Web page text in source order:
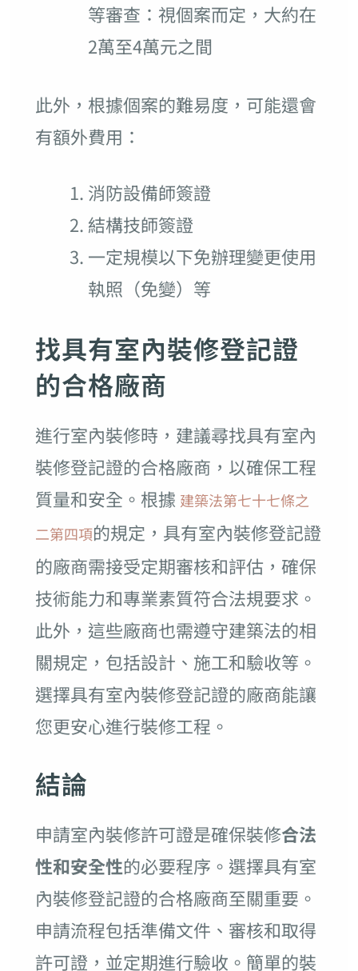
等審查：視個案而定，大約在
2萬至4萬元之間
此外，根據個案的難易度，可能還會
有額外費用：
消防設備師簽證
結構技師簽證
一定規模以下免辦理變更使用
執照（免變）等
找具有室內裝修登記證
的合格廠商
進行室內裝修時，建議尋找具有室內
裝修登記證的合格廠商，以確保工程
質量和安全。根據 建築法第七十七條之
二第四項的規定，具有室內裝修登記證
的廠商需接受定期審核和評估，確保
技術能力和專業素質符合法規要求。
此外，這些廠商也需遵守建築法的相
關規定，包括設計、施工和驗收等。
選擇具有室內裝修登記證的廠商能讓
您更安心進行裝修工程。
結論
申請室內裝修許可證是確保裝修合法
性和安全性的必要程序。選擇具有室
內裝修登記證的合格廠商至關重要。
申請流程包括準備文件、審核和取得
許可證，並定期進行驗收。簡單的裝